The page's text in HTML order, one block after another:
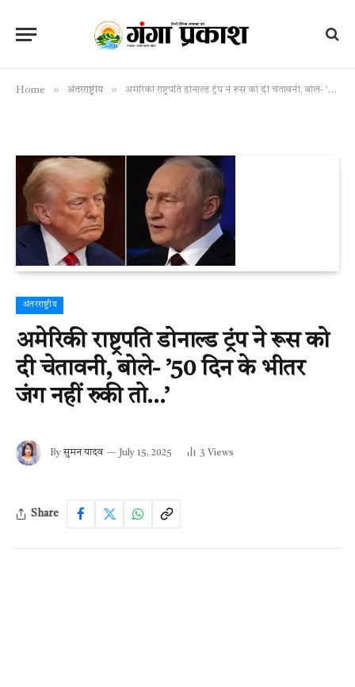
Home » अंतरराष्ट्रीय » अमेरिकी राष्ट्रपति डोनाल्ड ट्रंप ने रूस को दी चेतावनी, बोले- ’50 दिन के भीतर जंग नहीं रुकी तो…’
अंतरराष्ट्रीय
अमेरिकी राष्ट्रपति डोनाल्ड ट्रंप ने रूस को
दी चेतावनी, बोले- ’50 दिन के भीतर
जंग नहीं रुकी तो…’
By सुमन यादव July 15, 2025 3 Views
Share